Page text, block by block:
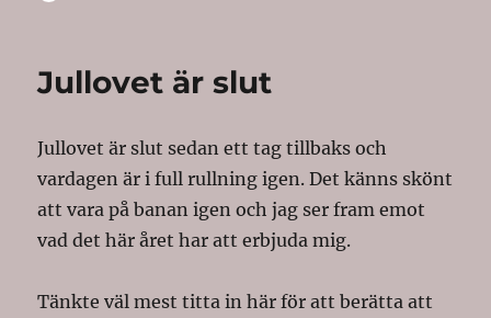
Jullovet är slut
Jullovet är slut sedan ett tag tillbaks och
vardagen är i full rullning igen. Det känns skönt
att vara på banan igen och jag ser fram emot
vad det här året har att erbjuda mig.
Tänkte väl mest titta in här för att berätta att